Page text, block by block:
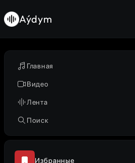
Главная
Видео
Лента
Поиск
Избранные
Aýdym